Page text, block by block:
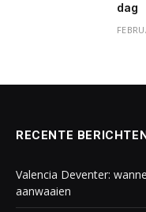
dag
RECENTE
Valencia Deventer:
aanwaaien